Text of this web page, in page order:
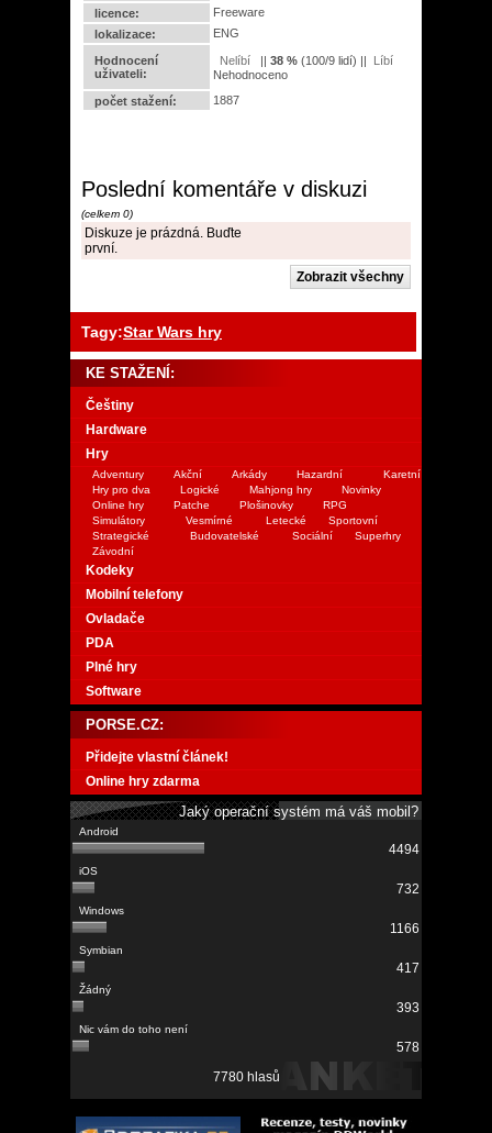
licence:
Freeware
lokalizace:
ENG
Hodnocení
uživateli:
|| 38 % (100/9 lidí) ||
Nehodnoceno
počet stažení:
1887
Poslední komentáře v diskuzi
(celkem 0)
Diskuze je prázdná. Buďte
první.
Tagy:Star Wars hry
KE STAŽENÍ:
Češtiny
Hardware
Hry
Adventury Akční Arkády Hazardní
Karetní
Hry pro dva
Logické Mahjong hry
Novinky
Online hry
Patche Plošinovky
RPG
Simulátory
Vesmírné Letecké
Sportovní
Strategické
Budovatelské Sociální
Superhry
Závodní
Kodeky
Mobilní telefony
Ovladače
PDA
Plné hry
Software
PORSE.CZ:
Přidejte vlastní článek!
Online hry zdarma
Jaký operační systém má váš mobil?
4494
732
1166
417
393
578
7780 hlasů